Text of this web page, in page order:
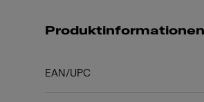
Produktinformationen
EAN/UPC